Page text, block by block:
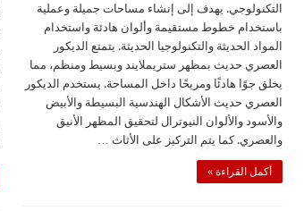
التكنولوجي. يهدف إلى إنشاء مساحات جميلة وعملية
باستخدام خطوط مستقيمة وألوان هادئة واستخدام
المواد الحديثة والتكنولوجيا الحديثة. يتمتع الديكور
العصري حديث بمظهر ستريملايند وبسيط ومنظم، مما
يخلق جوًا هادئًا ومريحًا داخل المساحة. يستخدم الديكور
العصري حديث الأشكال الهندسية البسيطة والأبيض
والأسود والألوان النيوترال لتحقيق المظهر الأنيق
والعصري. كما يتم التركيز على الأثاث …
أكمل القراءة »